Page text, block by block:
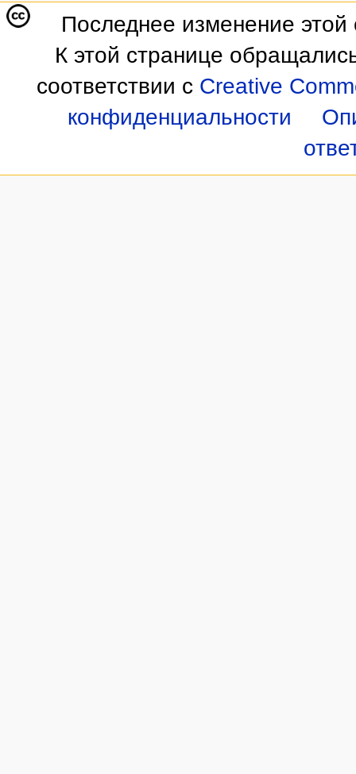
Последнее изменение
К этой странице
соответствии с Creative
конфиденциальности